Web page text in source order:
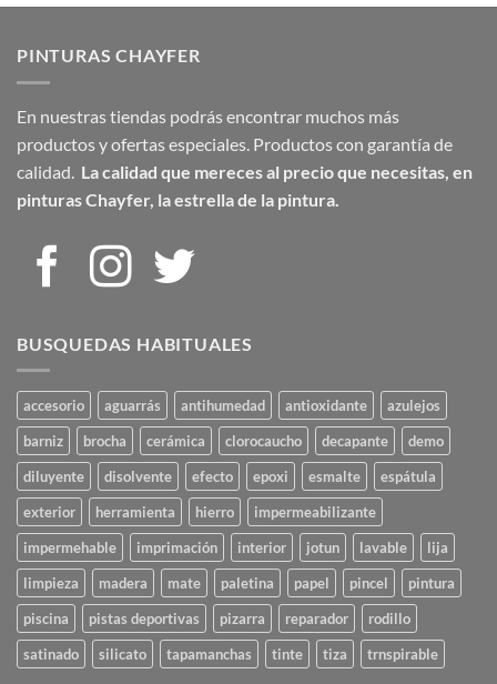
PINTURAS CHAYFER
En nuestras tiendas podrás encontrar muchos más
productos y ofertas especiales. Productos con garantía de
calidad. La calidad que mereces al precio que necesitas, en
pinturas Chayfer, la estrella de la pintura.
BUSQUEDAS HABITUALES
accesorio aguarrás antihumedad antioxidante
azulejos
barniz
brocha cerámica clorocaucho decapante
demo
diluyente
disolvente efecto epoxi esmalte
espátula
exterior
herramienta hierro
impermeabilizante
impermehable
imprimación interior jotun lavable
lija
limpieza
madera mate paletina papel pincel
pintura
piscina
pistas deportivas pizarra reparador
rodillo
satinado
silicato tapamanchas tinte tiza trnspirable